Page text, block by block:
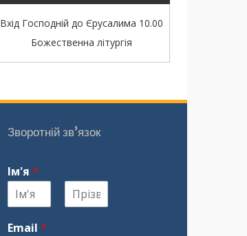
Вхід Господній до Єрусалима 10.00
Божественна літургія
Зворотній зв’язок
Ім'я *
м
Email *